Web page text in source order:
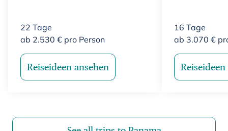
22 Tage
ab 2.530 € pro Person
Reiseideen ansehen
16 Tage
ab 3.070 €